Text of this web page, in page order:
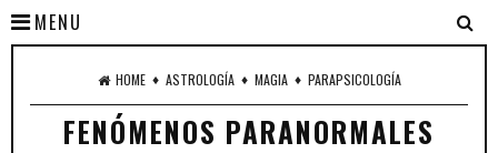
MENU
HOME ♦ ASTROLOGÍA ♦ MAGIA ♦ PARAPSICOLOGÍA
FENÓMENOS PARANORMALES